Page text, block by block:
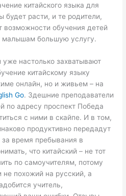
китайского языка для
расти, и те родители,
возможности обучения детей
малышам большую услугу.
настолько захватывают
китайскому языку
онлайн, но и живьем – на
Go. Здешние преподаватели
по адресу проспект Победа
с ними в скайпе. И в том,
продуктивно передадут
время пребывания в
что китайский – не тот
по самоучителям, потому
похожий на русский, а
учитель,